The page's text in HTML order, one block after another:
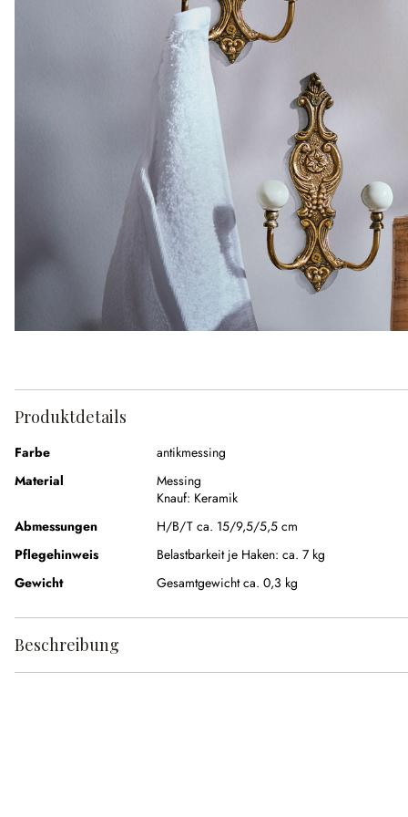
Produktdetails
Farbe
antikmessing
Material
Messing
Knauf: Keramik
Abmessungen
H/B/T ca. 15/9,5/5,5 cm
Pflegehinweis
Belastbarkeit je Haken: ca. 7 kg
Gewicht
Gesamtgewicht ca. 0,3 kg
Beschreibung